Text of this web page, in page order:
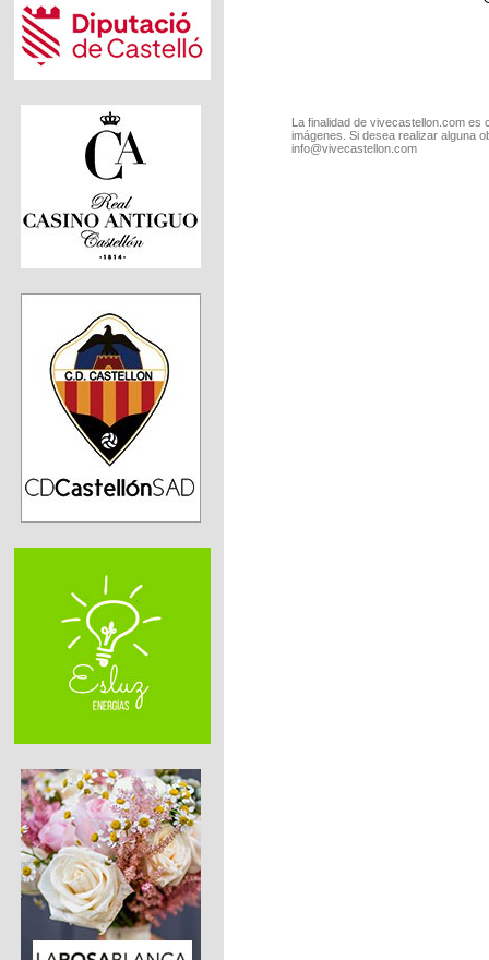
La finalidad de vivecastellon.com
imágenes. Si desea realizar alguna
info@vivecastellon.com